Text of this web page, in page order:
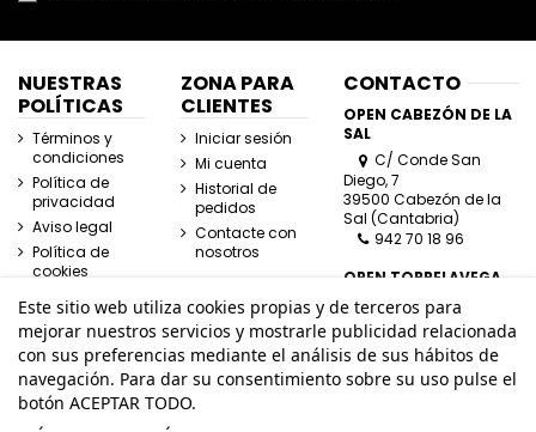
NUESTRAS
POLÍTICAS
Términos y
condiciones
Política de
privacidad
Aviso legal
Política de
cookies
ZONA PARA
CLIENTES
Iniciar sesión
Mi cuenta
Historial de
pedidos
Contacte con
nosotros
CONTACTO
OPEN CABEZÓN DE LA
SAL
C/ Conde San
Diego, 7
39500 Cabezón de la
Sal (Cantabria)
942 70 18 96
OPEN TORRELAVEGA
C/ José Posada
Herrera, Esquina
Lasaga Larreta
39300 Torrelavega
(Cantabria)
Este sitio web utiliza cookies propias y de terceros para
mejorar nuestros servicios y mostrarle publicidad relacionada
con sus preferencias mediante el análisis de sus hábitos de
navegación. Para dar su consentimiento sobre su uso pulse el
botón ACEPTAR TODO.